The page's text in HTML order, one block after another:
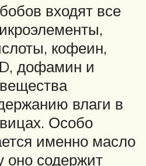
входят все
кофеин,
дофамин и
влаги в
Особо
именно масло
оно содержит